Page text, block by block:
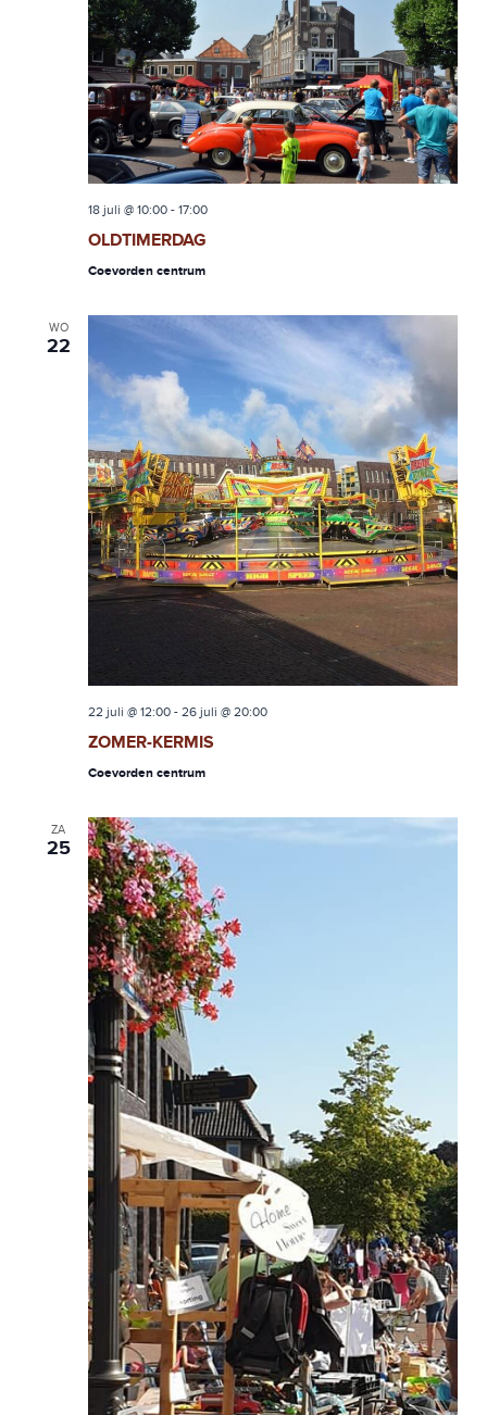
18 juli @ 10:00- 17:00
OLDTIMERDAG
Coevorden centrum
WO
22
22 juli @ 12:00- 26 juli @ 20:00
ZOMER-KERMIS
Coevorden centrum
ZA
25